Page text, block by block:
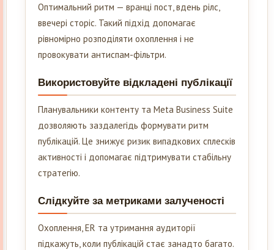
Оптимальний ритм — вранці пост, вдень рілс,
ввечері сторіс. Такий підхід допомагає
рівномірно розподіляти охоплення і не
провокувати антиспам-фільтри.
Використовуйте відкладені публікації
Планувальники контенту та Meta Business Suite
дозволяють заздалегідь формувати ритм
публікацій. Це знижує ризик випадкових сплесків
активності і допомагає підтримувати стабільну
стратегію.
Слідкуйте за метриками залученості
Охоплення, ER та утримання аудиторії
підкажуть, коли публікацій стає занадто багато.